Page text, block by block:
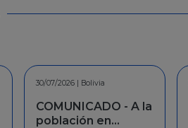
30/06/2026 | Bolivia
INFORMACION -
Facilidades de